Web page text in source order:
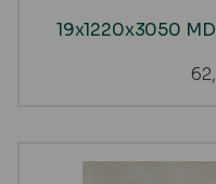
19x1220x3050